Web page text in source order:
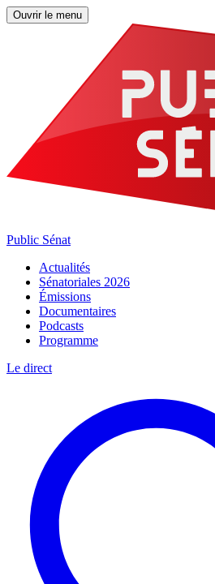
Ouvrir le menu
Public Sénat
Actualités
Sénatoriales 2026
Émissions
Documentaires
Podcasts
Programme
Le direct